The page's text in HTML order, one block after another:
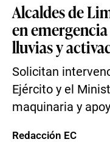
Alcaldes de
en
lluvias y
Solicitan
Ejército y el
maquinaria y
Redacción EC